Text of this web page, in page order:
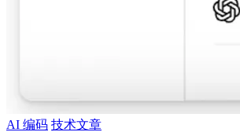
AI 编码 技术文章